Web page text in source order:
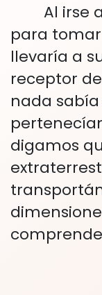
Al irse
para
llevaría a
receptor
nada
digamos